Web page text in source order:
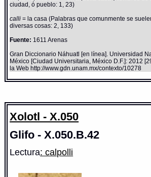
ciudad, ó pueblo: 1, 23)
calli= la casa (Palabras que comunmente se
diversas cosas: 2, 133)
Fuente: 1611 Arenas
Gran Diccionario Náhuatl [en línea]. Universidad
México [Ciudad Universitaria, México D.F.]: 2012
la Web http://www.gdn.unam.mx/contexto/10278
Xolotl - X.050
Glifo - X.050.B.42
Lectura: calpolli